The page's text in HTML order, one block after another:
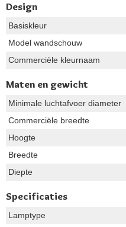
Design
Basiskleur
Model wandschouw
Commerciële kleurnaam
Maten en gewicht
Minimale luchtafvoer diameter
Commerciële breedte
Hoogte
Breedte
Diepte
Specificaties
Lamptype